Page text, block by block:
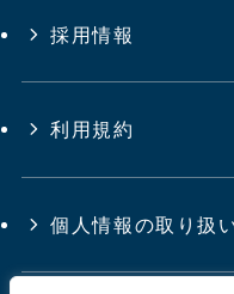
採用情報
利用規約
個人情報の取り扱